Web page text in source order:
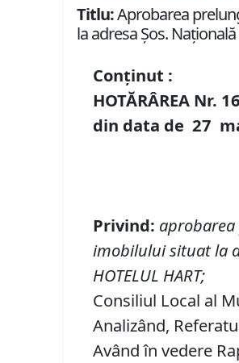
Titlu:Aprobarea
la adresa Şos. Naţională
Conținut :
HOTĂRÂREA Nr.
din data de 27
Privind:
imobilului situat la
HOTELUL HART;
Consiliul Local al
Analizând,
Având în vedere